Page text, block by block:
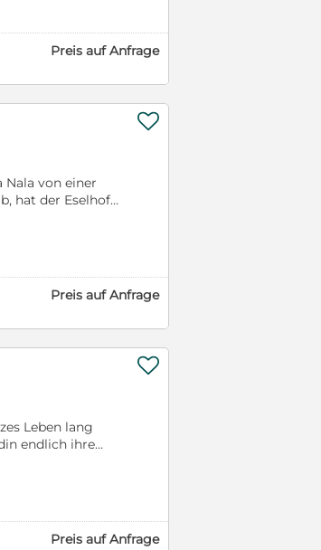
Er kennt es
Einzelhund bei
und haben
Preis auf Anfrage
von einer
hat der Eselhof
Zuhause
freundlich,
gechipt und

Preis auf Anfrage
Leben lang
endlich ihre
eine
Geschwister
wir

Preis auf Anfrage